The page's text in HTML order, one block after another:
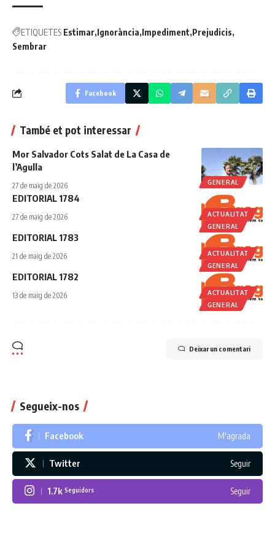
ETIQUETES Estimar Ignorància Impediment Prejudicis
Sembrar
Facebook
També et pot interessar
GENERAL
Mor Salvador Cots Salat de La Casa de
l’Agulla
27 de maig de 2026
ACTUALITAT
GENERAL
EDITORIAL 1784
27 de maig de 2026
ACTUALITAT
GENERAL
EDITORIAL 1783
21 de maig de 2026
ACTUALITAT
GENERAL
EDITORIAL 1782
13 de maig de 2026
Deixar un comentari
Segueix-nos
Facebook M'agrada
Twitter Seguir
1.7k Seguidors Seguir